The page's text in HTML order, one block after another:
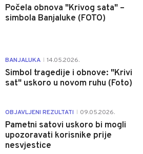
Počela obnova "Krivog sata" –
simbola Banjaluke (FOTO)
BANJALUKA 14.05.2026.
Simbol tragedije i obnove: "Krivi
sat" uskoro u novom ruhu (Foto)
OBJAVLJENI REZULTATI 09.05.2026.
Pametni satovi uskoro bi mogli
upozoravati korisnike prije
nesvjestice